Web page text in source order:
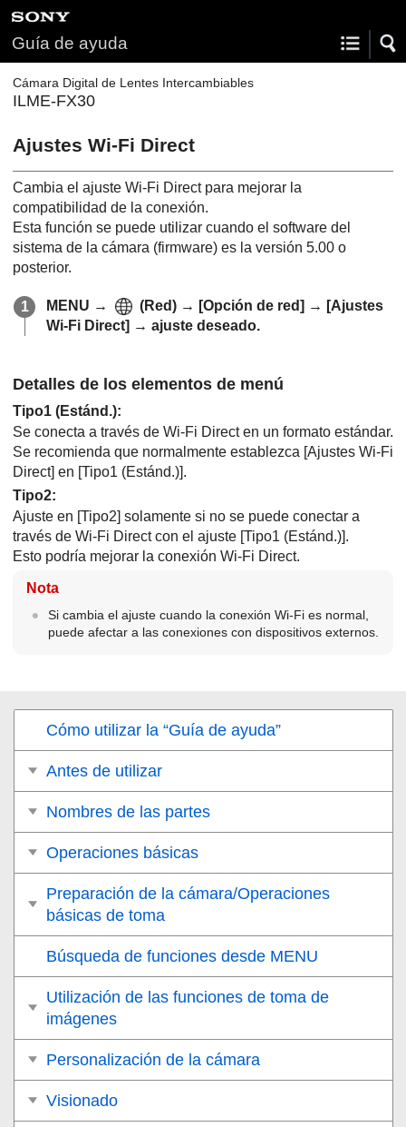
Guía de ayuda
Cámara Digital de Lentes Intercambiables
ILME-FX30
Ajustes Wi-Fi Direct
Cambia el ajuste Wi-Fi Direct para mejorar la
compatibilidad de la conexión.
Esta función se puede utilizar cuando el software del
sistema de la cámara (firmware) es la versión 5.00 o
posterior.
MENU → (Red) → [Opción de red] → [Ajustes
Wi-Fi Direct] → ajuste deseado.
Detalles de los elementos de menú
Tipo1 (Estánd.):
Se conecta a través de Wi-Fi Direct en un formato estándar.
Se recomienda que normalmente establezca [Ajustes Wi-Fi
Direct] en [Tipo1 (Estánd.)].
Tipo2:
Ajuste en [Tipo2] solamente si no se puede conectar a
través de Wi-Fi Direct con el ajuste [Tipo1 (Estánd.)].
Esto podría mejorar la conexión Wi-Fi Direct.
Nota
Si cambia el ajuste cuando la conexión Wi-Fi es normal,
puede afectar a las conexiones con dispositivos externos.
Cómo utilizar la “Guía de ayuda”
Antes de utilizar
Nombres de las partes
Operaciones básicas
Preparación de la cámara/Operaciones
básicas de toma
Búsqueda de funciones desde MENU
Utilización de las funciones de toma de
imágenes
Personalización de la cámara
Visionado